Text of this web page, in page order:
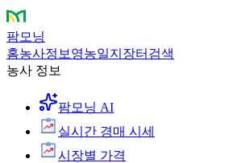
팜모닝
홈농사정보 영농일지 장터 검색
농사 정보
팜모닝 AI
실시간 경매 시세
시장별 가격